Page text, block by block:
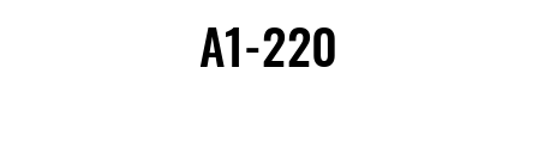
A1-220
A1-220